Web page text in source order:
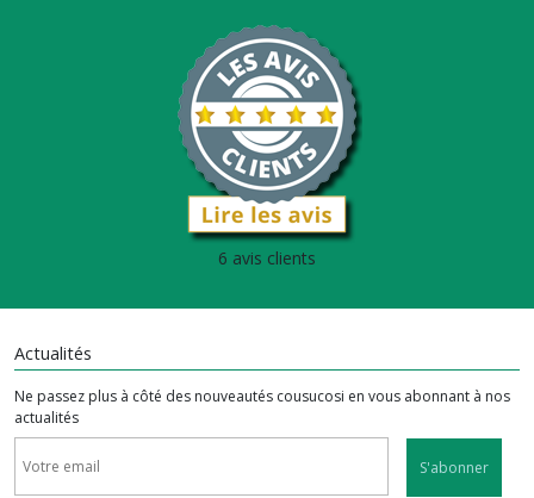
6 avis clients
Actualités
Ne passez plus à côté des nouveautés cousucosi en vous abonnant à nos
actualités
S'abonner